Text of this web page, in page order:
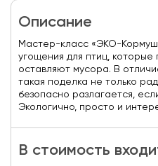
Описание
Мастер-класс «ЭКО-
угощения для птиц,
оставляют мусора. В
такая поделка не только
безопасно разлагается,
Экологично, просто и
В стоимость